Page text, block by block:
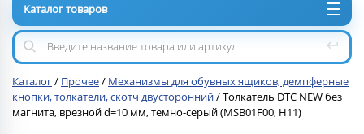
Каталог товаров
Каталог/ Прочее/ Механизмы для обувных ящиков, демпферные
кнопки, толкатели, скотч двусторонний/Толкатель DTC NEW без
магнита, врезной d=10 мм, темно-серый (MSB01F00, H11)